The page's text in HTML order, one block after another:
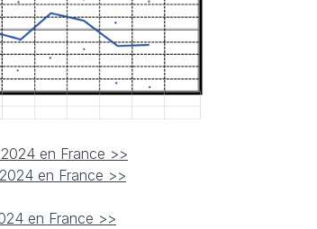
en France >>
en France >>
en France >>